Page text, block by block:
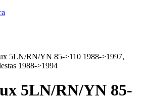
5LN/RN/YN 85->110 1988->1997,
1988->1994
5LN/RN/YN 85-